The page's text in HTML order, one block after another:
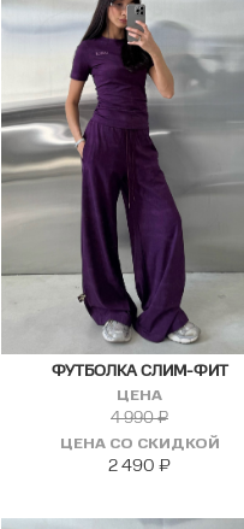
ФУТБОЛКА СЛИМ-ФИТ
ЦЕНА
4 990₽
ЦЕНА СО СКИДКОЙ
2 490 ₽